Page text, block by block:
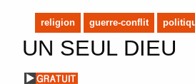
religion guerre-conflit
UN SEUL DIEU